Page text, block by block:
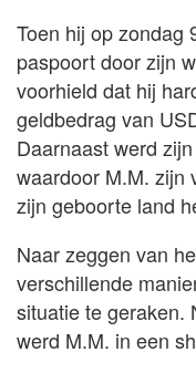
Toen hij op zondag
paspoort door zijn
voorhield dat hij
geldbedrag van
Daarnaast werd
waardoor M.M. zijn
zijn geboorte land
Naar zeggen van
verschillende
situatie te geraken.
werd M.M. in een